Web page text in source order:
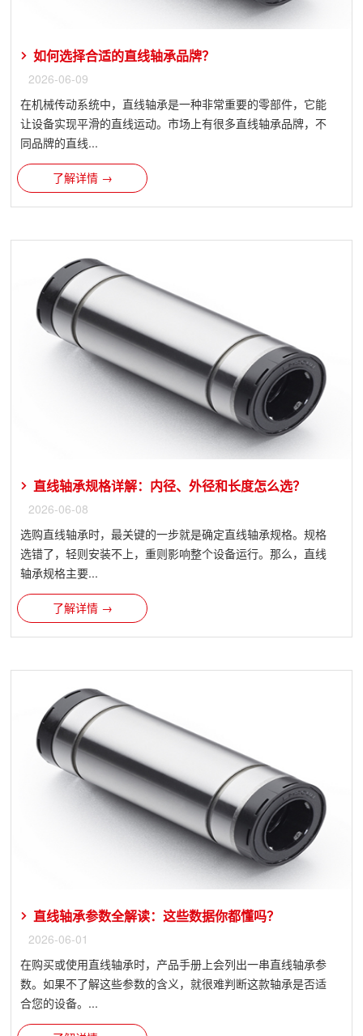
如何选择合适的直线轴承品牌？
2026-06-09
在机械传动系统中，直线轴承是一种非常重要的零部件，它能
让设备实现平滑的直线运动。市场上有很多直线轴承品牌，不
同品牌的直线...
了解详情 →
直线轴承规格详解：内径、外径和长度怎么选？
2026-06-08
选购直线轴承时，最关键的一步就是确定直线轴承规格。规格
选错了，轻则安装不上，重则影响整个设备运行。那么，直线
轴承规格主要...
了解详情 →
直线轴承参数全解读：这些数据你都懂吗？
2026-06-01
在购买或使用直线轴承时，产品手册上会列出一串直线轴承参
数。如果不了解这些参数的含义，就很难判断这款轴承是否适
合您的设备。...